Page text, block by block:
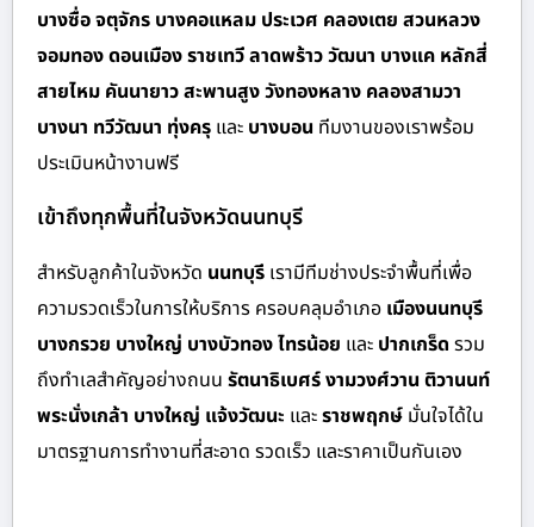
บางซื่อ จตุจักร บางคอแหลม ประเวศ คลองเตย สวนหลวง
จอมทอง ดอนเมือง ราชเทวี ลาดพร้าว วัฒนา บางแค หลักสี่
สายไหม คันนายาว สะพานสูง วังทองหลาง คลองสามวา
บางนา ทวีวัฒนา ทุ่งครุ และ บางบอน ทีมงานของเราพร้อม
ประเมินหน้างานฟรี
เข้าถึงทุกพื้นที่ในจังหวัดนนทบุรี
สำหรับลูกค้าในจังหวัด นนทบุรี เรามีทีมช่างประจำพื้นที่เพื่อ
ความรวดเร็วในการให้บริการ ครอบคลุมอำเภอ เมืองนนทบุรี
บางกรวย บางใหญ่ บางบัวทอง ไทรน้อย และ ปากเกร็ด รวม
ถึงทำเลสำคัญอย่างถนน รัตนาธิเบศร์ งามวงศ์วาน ติวานนท์
พระนั่งเกล้า บางใหญ่ แจ้งวัฒนะ และราชพฤกษ์ มั่นใจได้ใน
มาตรฐานการทำงานที่สะอาด รวดเร็ว และราคาเป็นกันเอง